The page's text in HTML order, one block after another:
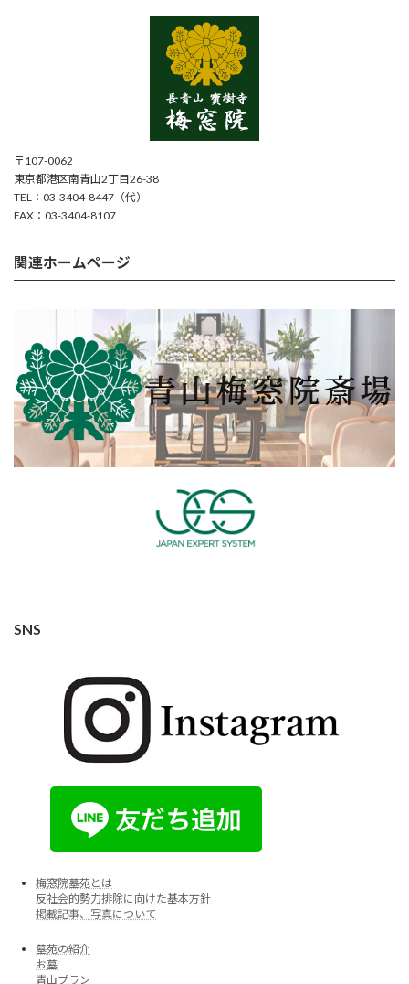
〒107-0062
東京都港区南青山2丁目26-38
TEL：03-3404-8447（代）
FAX：03-3404-8107
関連ホームページ
SNS
梅窓院墓苑とは
反社会的勢力排除に向けた基本方針
掲載記事、写真について
墓苑の紹介
お墓
青山プラン